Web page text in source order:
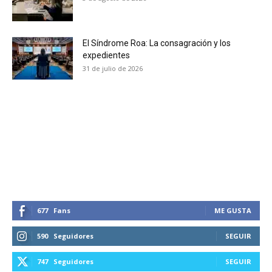
El Síndrome Roa: La consagración y los
expedientes
31 de julio de 2026
677 Fans ME GUSTA
590 Seguidores SEGUIR
747 Seguidores SEGUIR